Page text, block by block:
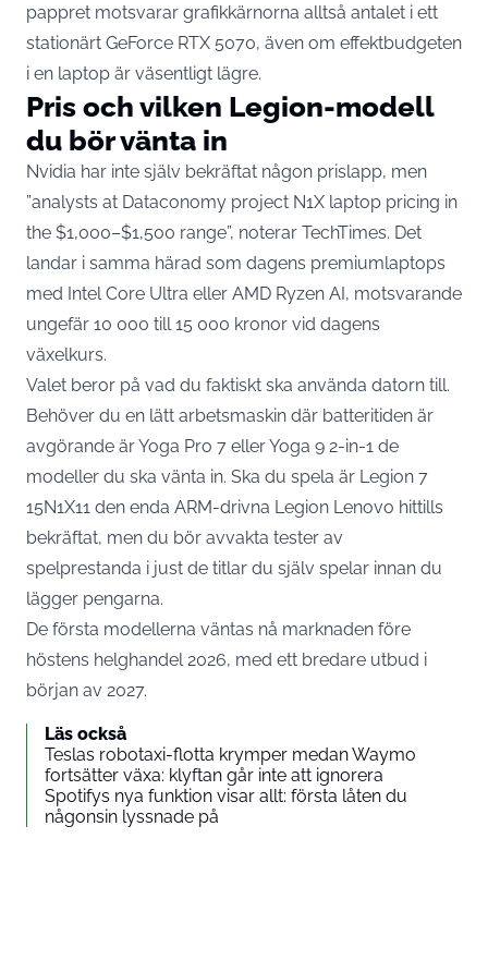
pappret motsvarar grafikkärnorna alltså antalet i ett
stationärt GeForce RTX 5070, även om effektbudgeten
i en laptop är väsentligt lägre.
Pris och vilken Legion-modell
du bör vänta in
Nvidia har inte själv bekräftat någon prislapp, men
”analysts at Dataconomy project N1X laptop pricing in
the $1,000–$1,500 range”, noterar TechTimes. Det
landar i samma härad som dagens premiumlaptops
med Intel Core Ultra eller AMD Ryzen AI, motsvarande
ungefär 10 000 till 15 000 kronor vid dagens
växelkurs.
Valet beror på vad du faktiskt ska använda datorn till.
Behöver du en lätt arbetsmaskin där batteritiden är
avgörande är Yoga Pro 7 eller Yoga 9 2-in-1 de
modeller du ska vänta in. Ska du spela är Legion 7
15N1X11 den enda ARM-drivna Legion Lenovo hittills
bekräftat, men du bör avvakta tester av
spelprestanda i just de titlar du själv spelar innan du
lägger pengarna.
De första modellerna väntas nå marknaden före
höstens helghandel 2026, med ett bredare utbud i
början av 2027.
Läs också
Teslas robotaxi-flotta krymper medan Waymo
fortsätter växa: klyftan går inte att ignorera
Spotifys nya funktion visar allt: första låten du
någonsin lyssnade på